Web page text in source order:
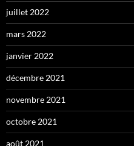
juillet 2022
mars 2022
janvier 2022
décembre 2021
novembre 2021
octobre 2021
août 2021